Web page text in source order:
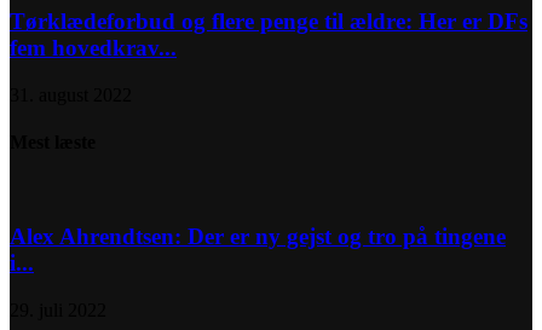
Tørklædeforbud og flere penge til ældre: Her er DFs
fem hovedkrav...
Alex Ahrendtsen: Der er ny gejst og tro på tingene
i...